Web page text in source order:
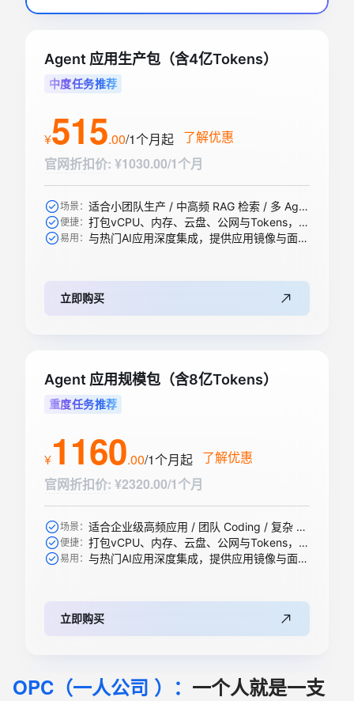
Agent 应用生产包（含4亿Tokens）
中度任务推荐
¥515.00/1个月起 了解优惠
官网折扣价: ¥1030.00/1个月
场景： 适合小团队生产 / 中高频 RAG 检索 / 多 Agent 协作等
便捷： 打包vCPU、内存、云盘、公网与Tokens，一步到位
易用： 与热门AI应用深度集成，提供应用镜像与面板，开箱即用
立即购买
Agent 应用规模包（含8亿Tokens）
重度任务推荐
¥1160.00/1个月起 了解优惠
官网折扣价: ¥2320.00/1个月
场景： 适合企业级高频应用 / 团队 Coding / 复杂 Agent / 大规模 RAG 引擎等
便捷： 打包vCPU、内存、云盘、公网与Tokens，一步到位
易用： 与热门AI应用深度集成，提供应用镜像与面板，开箱即用
立即购买
OPC（一人公司 ）： 一个人就是一支